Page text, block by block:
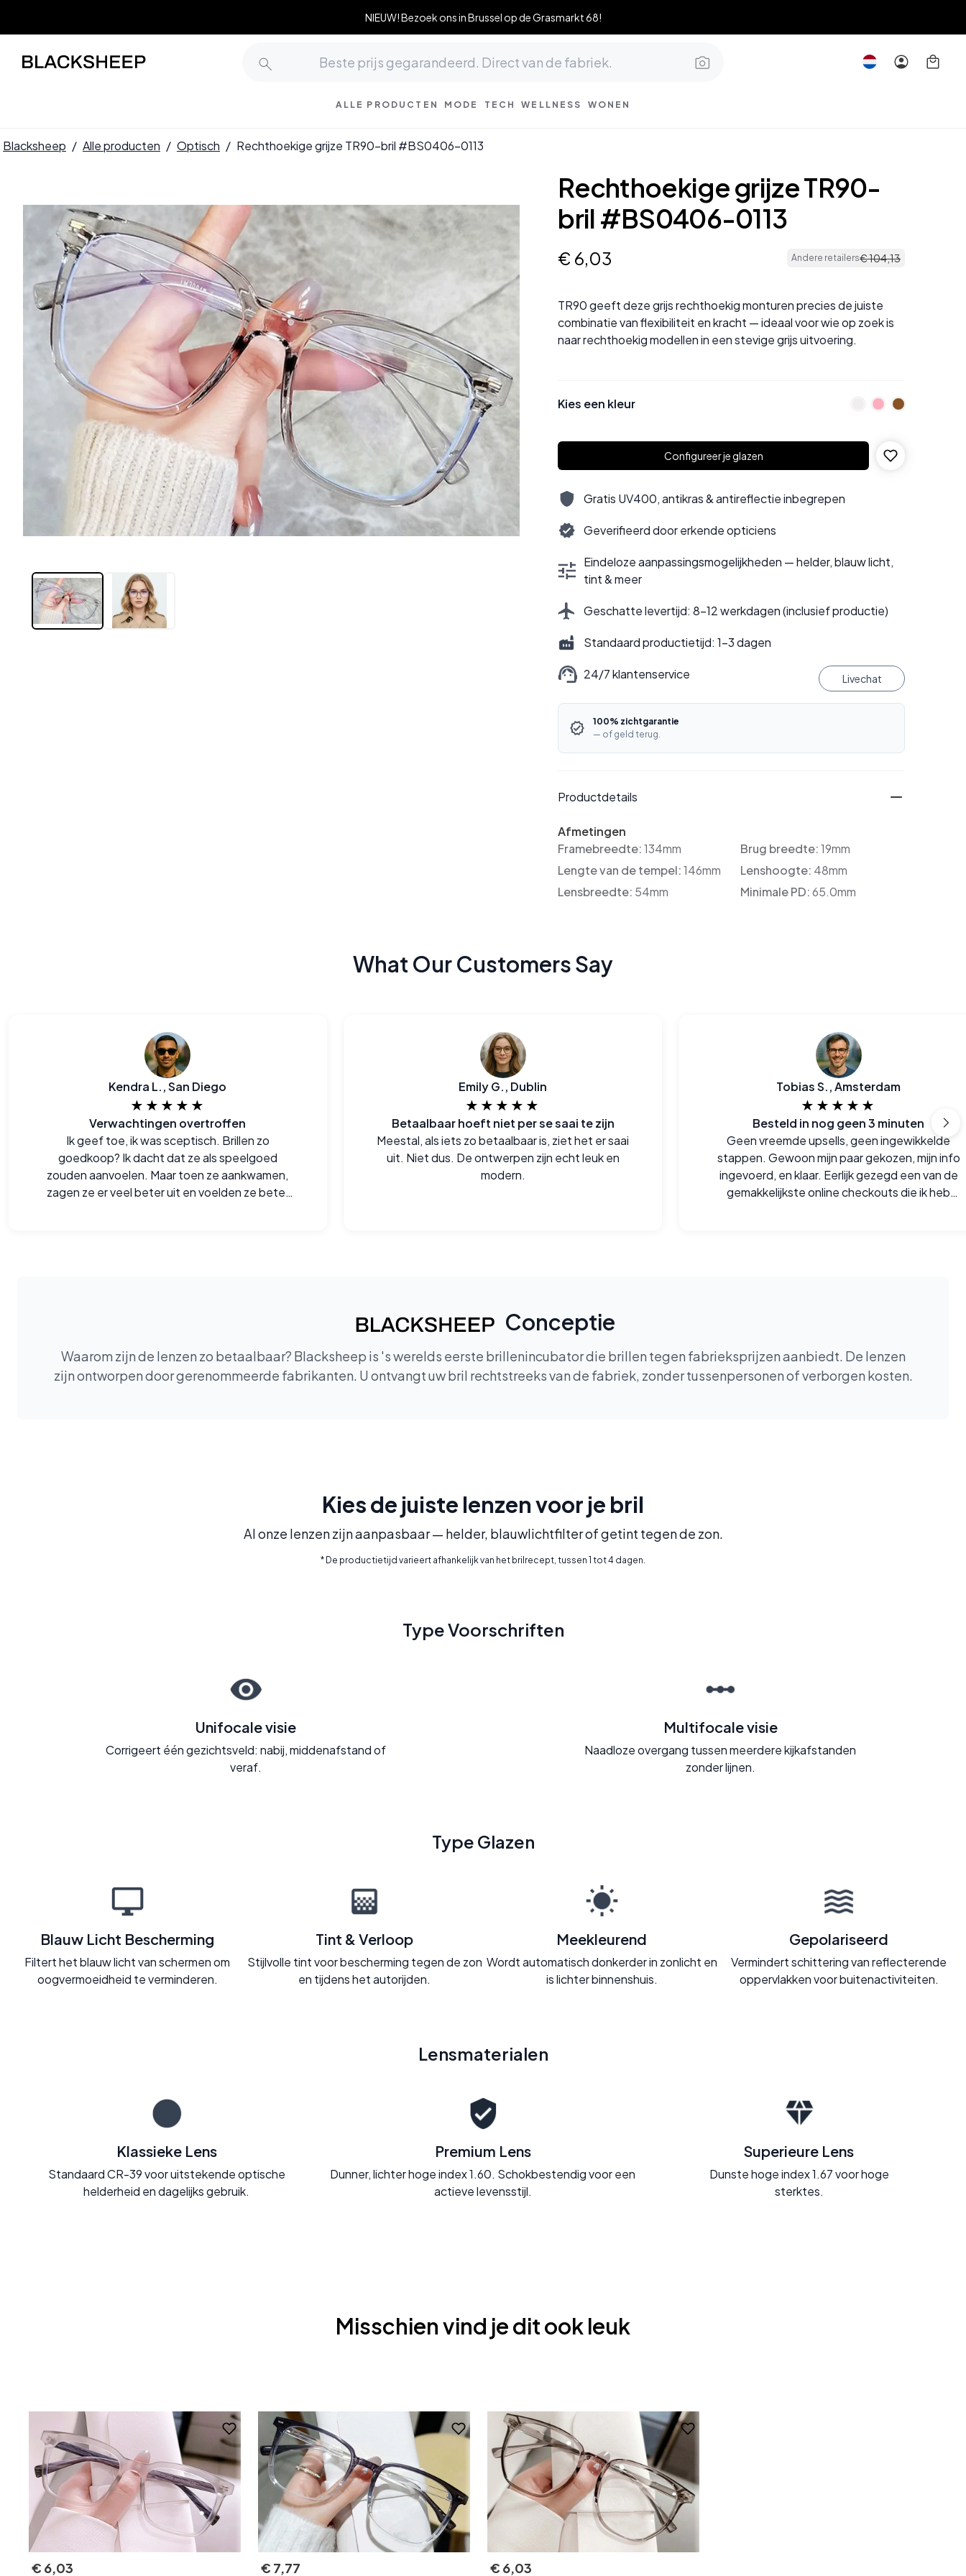
NIEUW! Bezoek ons in Brussel op de Grasmarkt 68!
ALLE PRODUCTEN MODE TECH WELLNESS WONEN
Blacksheep / Alle producten / Optisch / Rechthoekige grijze TR90-bril #BS0406-0113
Rechthoekige grijze TR90-
bril #BS0406-0113
€ 6,03 Andere retailers€104,13
TR90 geeft deze grijs rechthoekig monturen precies de juiste
combinatie van flexibiliteit en kracht — ideaal voor wie op zoek is
naar rechthoekig modellen in een stevige grijs uitvoering.
Kies een kleur
Configureer je glazen
Gratis UV400, antikras & antireflectie inbegrepen
Geverifieerd door erkende opticiens
Eindeloze aanpassingsmogelijkheden — helder, blauw licht,
tint & meer
Geschatte levertijd: 8–12 werkdagen (inclusief productie)
Standaard productietijd: 1–3 dagen
24/7 klantenservice Livechat
100% zichtgarantie
— of geld terug.
Productdetails
Afmetingen
Framebreedte:134mm Brug breedte:19mm
Lengte van de tempel:146mm Lenshoogte: 48mm
Lensbreedte: 54mm Minimale PD:65.0mm
What Our Customers Say
Kendra L., San Diego
★★★★★
Verwachtingen overtroffen
Ik geef toe, ik was sceptisch. Brillen zo
goedkoop? Ik dacht dat ze als speelgoed
zouden aanvoelen. Maar toen ze aankwamen,
zagen ze er veel beter uit en voelden ze beter
Emily G., Dublin
★★★★★
Betaalbaar hoeft niet per se saai te zijn
Meestal, als iets zo betaalbaar is, ziet het er saai
uit. Niet dus. De ontwerpen zijn echt leuk en
modern.
Tobias S., Amsterdam
★★★★★
Besteld in nog geen 3 minuten
Geen vreemde upsells, geen ingewikkelde
stappen. Gewoon mijn paar gekozen, mijn info
ingevoerd, en klaar. Eerlijk gezegd een van de
gemakkelijkste online checkouts die ik heb
Conceptie
Waarom zijn de lenzen zo betaalbaar? Blacksheep is 's werelds eerste brillenincubator die brillen tegen fabrieksprijzen aanbiedt. De lenzen
zijn ontworpen door gerenommeerde fabrikanten. U ontvangt uw bril rechtstreeks van de fabriek, zonder tussenpersonen of verborgen kosten.
Kies de juiste lenzen voor je bril
Al onze lenzen zijn aanpasbaar — helder, blauwlichtfilter of getint tegen de zon.
* De productietijd varieert afhankelijk van het brilrecept, tussen 1 tot 4 dagen.
Type Voorschriften
Unifocale visie
Corrigeert één gezichtsveld: nabij, middenafstand of
veraf.
Multifocale visie
Naadloze overgang tussen meerdere kijkafstanden
zonder lijnen.
Type Glazen
Blauw Licht Bescherming
Filtert het blauw licht van schermen om
oogvermoeidheid te verminderen.
Tint & Verloop
Stijlvolle tint voor bescherming tegen de zon
en tijdens het autorijden.
Meekleurend
Wordt automatisch donkerder in zonlicht en
is lichter binnenshuis.
Gepolariseerd
Vermindert schittering van reflecterende
oppervlakken voor buitenactiviteiten.
Lensmaterialen
Klassieke Lens
Standaard CR-39 voor uitstekende optische
helderheid en dagelijks gebruik.
Premium Lens
Dunner, lichter hoge index 1.60. Schokbestendig voor een
actieve levensstijl.
Superieure Lens
Dunste hoge index 1.67 voor hoge
sterktes.
Misschien vind je dit ook leuk
€ 6,03 € 7,77 € 6,03